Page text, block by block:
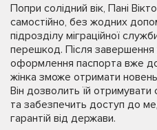
Попри солідний вік, Пані
самостійно, без жодних
підрозділу міграційної
перешкод. Після завершення
оформлення паспорта вже
жінка зможе отримати
Він дозволить їй отримувати
та забезпечить доступ до
гарантій від держави.